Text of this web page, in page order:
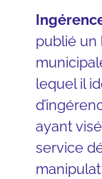
publié un
lequel il
ayant
service